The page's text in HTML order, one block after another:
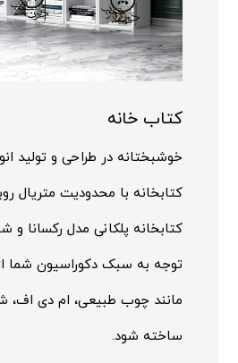
کتاب خانه
خوشبختانه در طراحی و تولید
کتابخانه با محدودیت متریال
کتابخانه پلکانی مدل رکسانا و
توجه به سبک دکوراسیون شما
مانند چوب طبیعی، ام دی اف،
ساخته شود.